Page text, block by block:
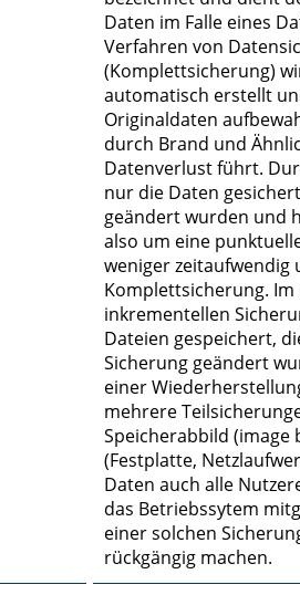
Daten im Falle eines
Verfahren von
(Komplettsicherung)
automatisch erstellt
Originaldaten
durch Brand und
Datenverlust führt.
nur die Daten
geändert wurden und
also um eine
weniger zeitaufwendig
Komplettsicherung. Im
inkrementellen
Dateien gespeichert,
Sicherung geändert
einer
mehrere
Speicherabbild
(Festplatte,
Daten auch alle
das Betriebssytem
einer solchen
rückgängig machen.